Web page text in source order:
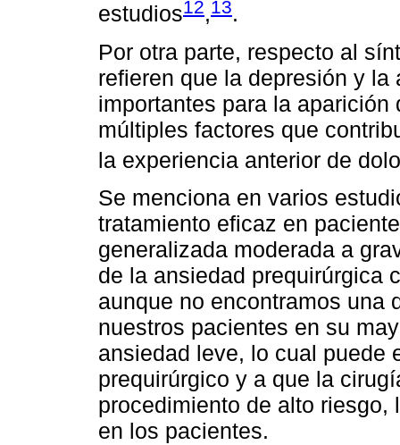
estudios12,13.
Por otra parte, respecto al
refieren que la depresión y
importantes para la
múltiples factores que
la experiencia anterior de
Se menciona en varios
tratamiento eficaz en
generalizada moderada a
de la ansiedad prequirúrgica
aunque no encontramos una
nuestros pacientes en su
ansiedad leve, lo cual puede
prequirúrgico y a que la
procedimiento de alto
en los pacientes.